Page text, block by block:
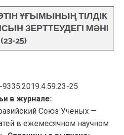
ҰҒЫМЫНЫҢ ТІЛДІК
ЗЕРТТЕУДЕГІ МӘНІ
(23-25)
25
в журнале:
Союз Ученых —
в ежемесячном научном